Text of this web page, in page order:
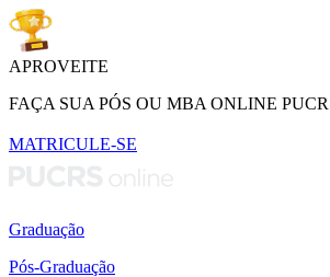
APROVEITE
FAÇA SUA PÓS OU MBA ONLINE
MATRICULE-SE
Graduação
Pós-Graduação